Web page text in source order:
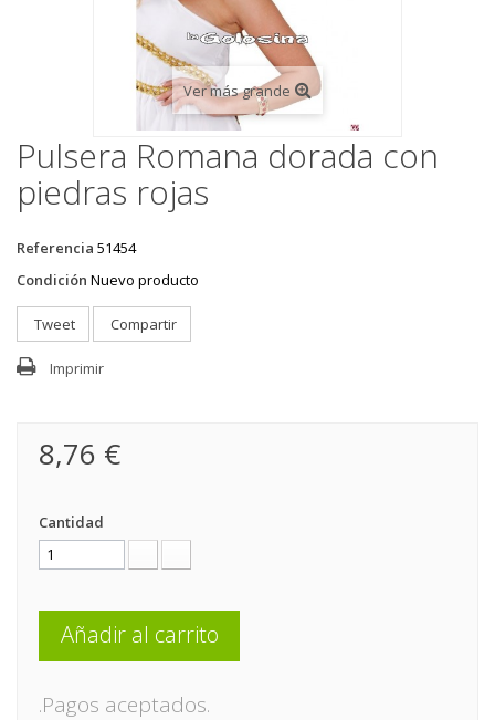
Ver más grande
Pulsera Romana dorada con
piedras rojas
Referencia 51454
Condición Nuevo producto
Tweet Compartir
Imprimir
8,76 €
Cantidad
Añadir al carrito
.Pagos aceptados.